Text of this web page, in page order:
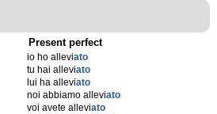
Present perfect
io ho alleviato
tu hai alleviato
lui ha alleviato
noi abbiamo alleviato
voi avete alleviato